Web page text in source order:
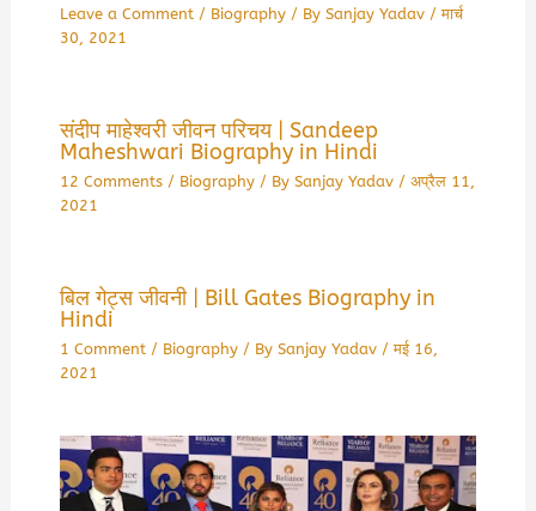
Leave a Comment / Biography/ By Sanjay Yadav /मार्च
30, 2021
संदीप माहेश्वरी जीवन परिचय | Sandeep
Maheshwari Biography in Hindi
12 Comments / Biography/ By Sanjay Yadav / अप्रैल 11,
2021
बिल गेट्स जीवनी | Bill Gates Biography in
Hindi
1 Comment / Biography/ By Sanjay Yadav /मई 16,
2021